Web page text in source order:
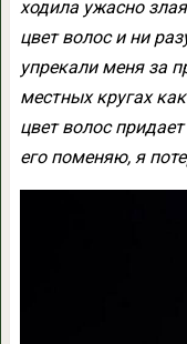
ходила ужасно
цвет волос и ни
упрекали меня за
местных кругах
цвет волос
его поменяю, я